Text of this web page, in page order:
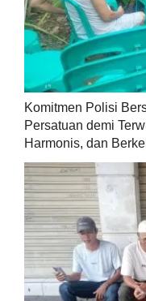
Komitmen Polisi
Persatuan demi
Harmonis, dan